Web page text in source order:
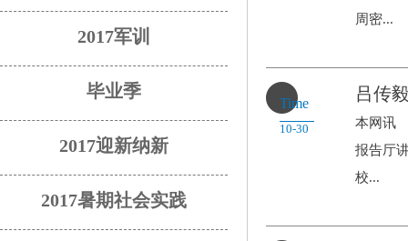
2017军训
毕业季
2017迎新纳新
2017暑期社会实践
周密...
Time
10-30
吕传
本网讯
报告厅
校...